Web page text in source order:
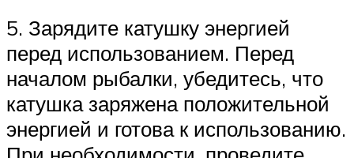
5. Зарядите катушку энергией
перед использованием. Перед
началом рыбалки, убедитесь, что
катушка заряжена положительной
энергией и готова к использованию.